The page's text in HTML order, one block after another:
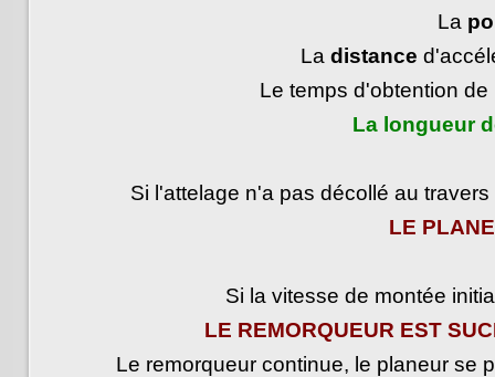
La
La distance
Le temps d'obtention
La longueur
Si l'attelage n'a pas décollé au
LE
Si la vitesse de montée
LE REMORQUEUR EST
Le remorqueur continue, le planeur se